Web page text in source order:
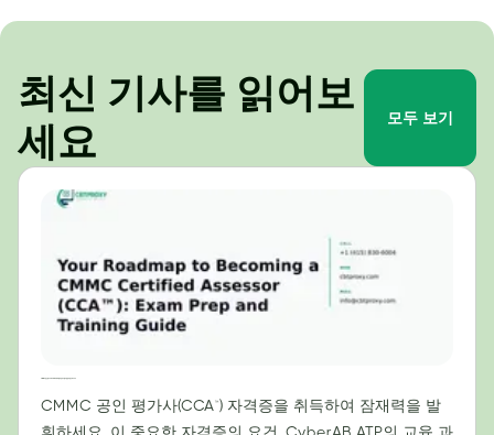
최신 기사를 읽어보
세요
모두 보기
CMMC 공인 평가사(CCA™) 자격증을 취득하여 잠재력을 발